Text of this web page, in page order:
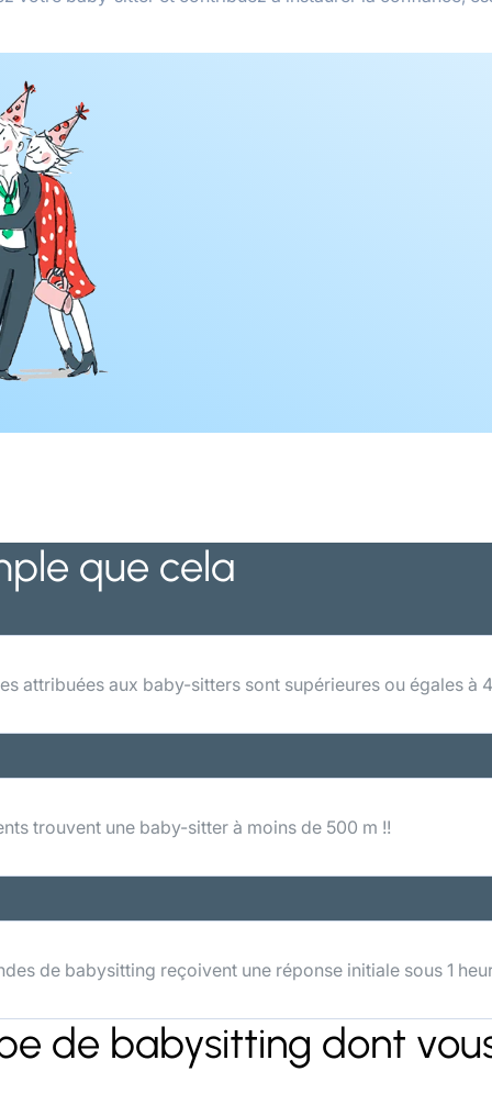
que cela
attribuées aux baby-sitters sont supérieures ou égales à
trouvent une baby-sitter à moins de 500 m !!
de babysitting reçoivent une réponse initiale sous 1
de babysitting dont